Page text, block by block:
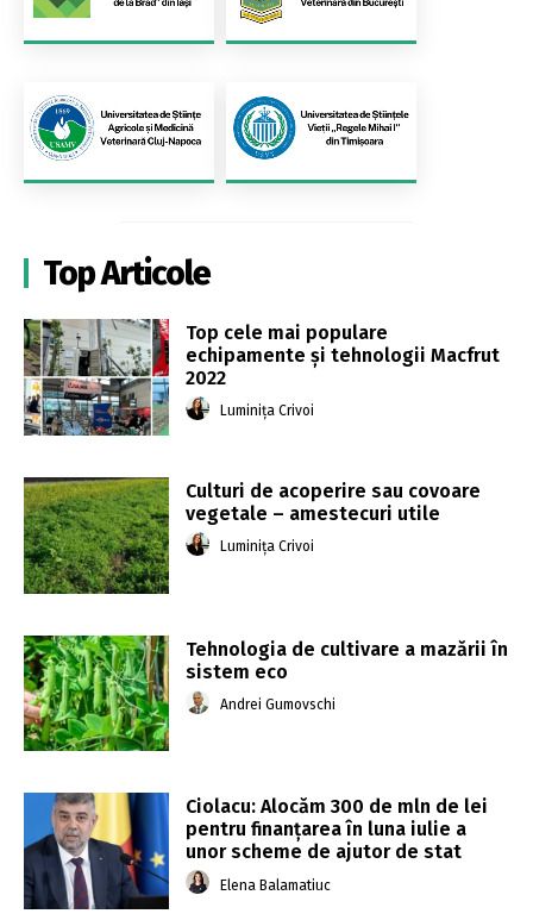
Top Articole
Top cele mai populare
echipamente și tehnologii Macfrut
2022
Luminița Crivoi
Culturi de acoperire sau covoare
vegetale – amestecuri utile
Luminița Crivoi
Tehnologia de cultivare a mazării în
sistem eco
Andrei Gumovschi
Ciolacu: Alocăm 300 de mln de lei
pentru finanţarea în luna iulie a
unor scheme de ajutor de stat
Elena Balamatiuc